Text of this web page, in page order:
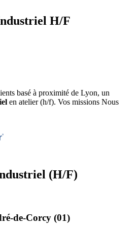
H/F
basé à proximité de Lyon, un
en atelier (h/f). Vos missions Nous
(H/F)
de-Corcy (01)